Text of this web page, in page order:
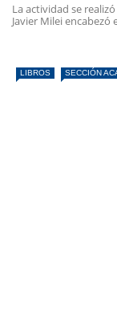
La actividad se
Javier Milei encabezó
LIBROS SECCIÓN